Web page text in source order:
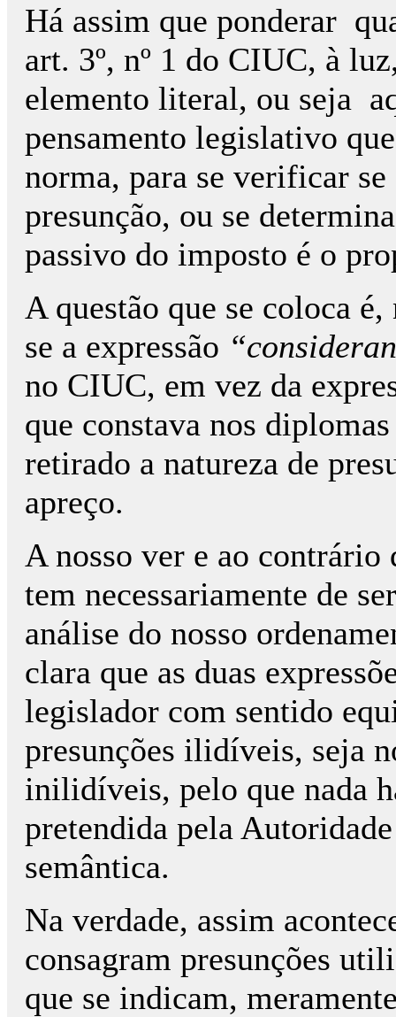
Há assim que ponderar
art. 3º, nº 1 do CIUC, à
elemento literal, ou seja
pensamento legislativo
norma, para se verificar
presunção, ou se
passivo do imposto é o
A questão que se coloca
se a expressão
no CIUC, em vez da
que constava nos
retirado a natureza de
apreço.
A nosso ver e ao contrário
tem necessariamente de
análise do nosso
clara que as duas
legislador com sentido
presunções ilidíveis, seja
inilidíveis, pelo que nada
pretendida pela
semântica.
Na verdade, assim
consagram presunções
que se indicam,